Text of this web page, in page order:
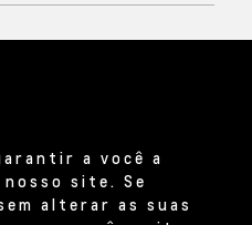
a você a
site. Se
alterar as suas